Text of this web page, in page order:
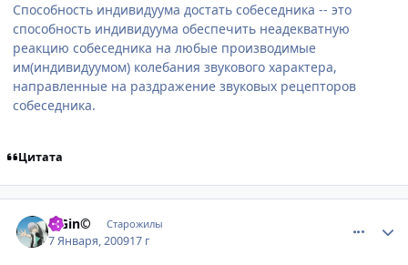
Способность индивидуума достать собеседника -- это
способность индивидуума обеспечить неадекватную
реакцию собеседника на любые производимые
им(индивидуумом) колебания звукового характера,
направленные на раздражение звуковых рецепторов
собеседника.
Цитата
©Gin© Старожилы
7 Января, 200917 г